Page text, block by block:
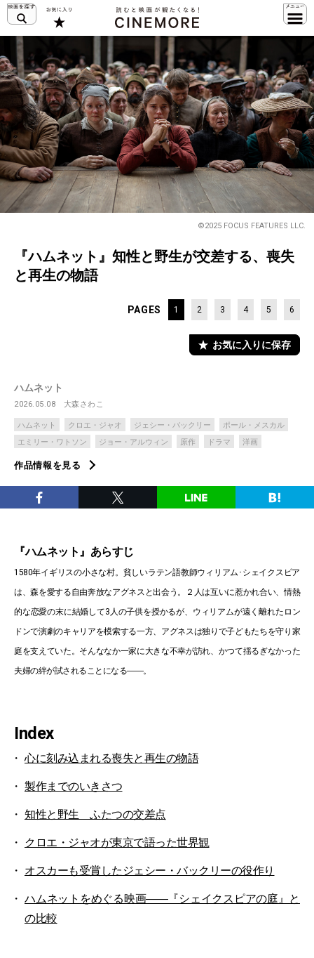
©2025 FOCUS FEATURES LLC.
『ハムネット』知性と野生が交差する、喪失
と再生の物語
PAGES 1 2 3 4 5 6
お気に入りに保存
ハムネット
2026.05.08 大森さわこ
ハムネット クロエ・ジャオ ジェシー・バックリー
ポール・メスカル
エミリー・ワトソン
ジョー・アルウィン 原作 ドラマ 洋画
作品情報を見る
『ハムネット』あらすじ
1580年イギリスの小さな村。貧しいラテン語教師ウィリアム･シェイクスピア
は、森を愛する自由奔放なアグネスと出会う。２人は互いに惹かれ合い、情熱
的な恋愛の末に結婚して3人の子供を授かるが、ウィリアムが遠く離れたロン
ドンで演劇のキャリアを模索する一方、アグネスは独りで子どもたちを守り家
庭を支えていた。そんななか一家に大きな不幸が訪れ、かつて揺るぎなかった
夫婦の絆が試されることになる――。
Index
心に刻み込まれる喪失と再生の物語
製作までのいきさつ
知性と野生 ふたつの交差点
クロエ・ジャオが東京で語った世界観
オスカーも受賞したジェシー・バックリーの役作り
ハムネットをめぐる映画――『シェイクスピアの庭』と
の比較